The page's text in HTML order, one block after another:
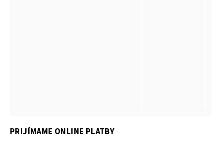
PRIJÍMAME ONLINE PLATBY